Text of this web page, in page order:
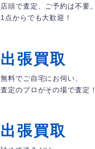
店頭で査定、ご予約は不要。
1点からでも大歓迎！
出張買取
無料でご自宅にお伺い、
査定のプロがその場で査定！
出張買取